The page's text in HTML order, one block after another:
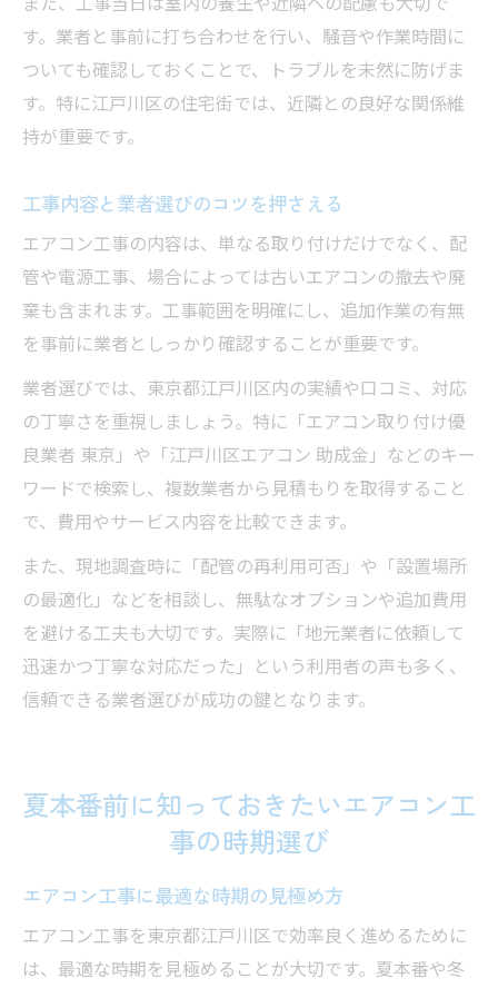
す。業者と事前に打ち合わせを行い、騒音や作業時間に
ついても確認しておくことで、トラブルを未然に防げま
す。特に江戸川区の住宅街では、近隣との良好な関係維
持が重要です。
工事内容と業者選びのコツを押さえる
エアコン工事の内容は、単なる取り付けだけでなく、配
管や電源工事、場合によっては古いエアコンの撤去や廃
棄も含まれます。工事範囲を明確にし、追加作業の有無
を事前に業者としっかり確認することが重要です。
業者選びでは、東京都江戸川区内の実績や口コミ、対応
の丁寧さを重視しましょう。特に「エアコン取り付け優
良業者 東京」や「江戸川区エアコン 助成金」などのキー
ワードで検索し、複数業者から見積もりを取得すること
で、費用やサービス内容を比較できます。
また、現地調査時に「配管の再利用可否」や「設置場所
の最適化」などを相談し、無駄なオプションや追加費用
を避ける工夫も大切です。実際に「地元業者に依頼して
迅速かつ丁寧な対応だった」という利用者の声も多く、
信頼できる業者選びが成功の鍵となります。
夏本番前に知っておきたいエアコン工
事の時期選び
エアコン工事に最適な時期の見極め方
エアコン工事を東京都江戸川区で効率良く進めるために
は、最適な時期を見極めることが大切です。夏本番や冬